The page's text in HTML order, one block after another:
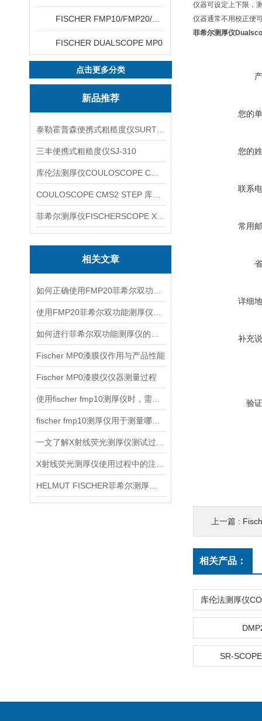
FISCHER DUALSCOPE MP0
点击更多分类
新品推荐
三丰便携式粗糙度仪SJ-310
相关文章
Fischer MP0漆膜仪作用与产品性能
Fischer MP0漆膜仪仪器测量过程
仪器可设定上下限，
仪器通常不用校正便
菲希尔测厚仪
您的
您的
联系
常用
详细
补充
验
上一篇 :
相关产品：
SR-